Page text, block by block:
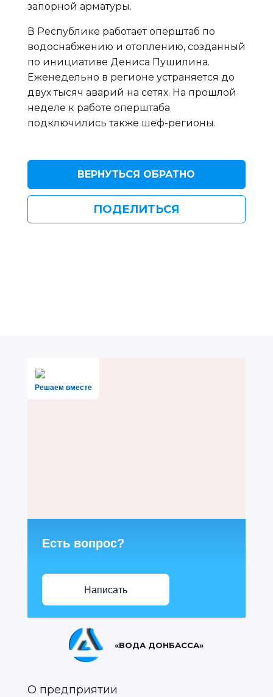
запорной арматуры.
В Республике работает оперштаб по
водоснабжению и отоплению, созданный
по инициативе Дениса Пушилина.
Еженедельно в регионе устраняется до
двух тысяч аварий на сетях. На прошлой
неделе к работе оперштаба
подключились также шеф-регионы.
ВЕРНУТЬСЯ ОБРАТНО
ПОДЕЛИТЬСЯ
Решаем вместе
Есть вопрос?
Написать
«ВОДА ДОНБАССА»
О предприятии